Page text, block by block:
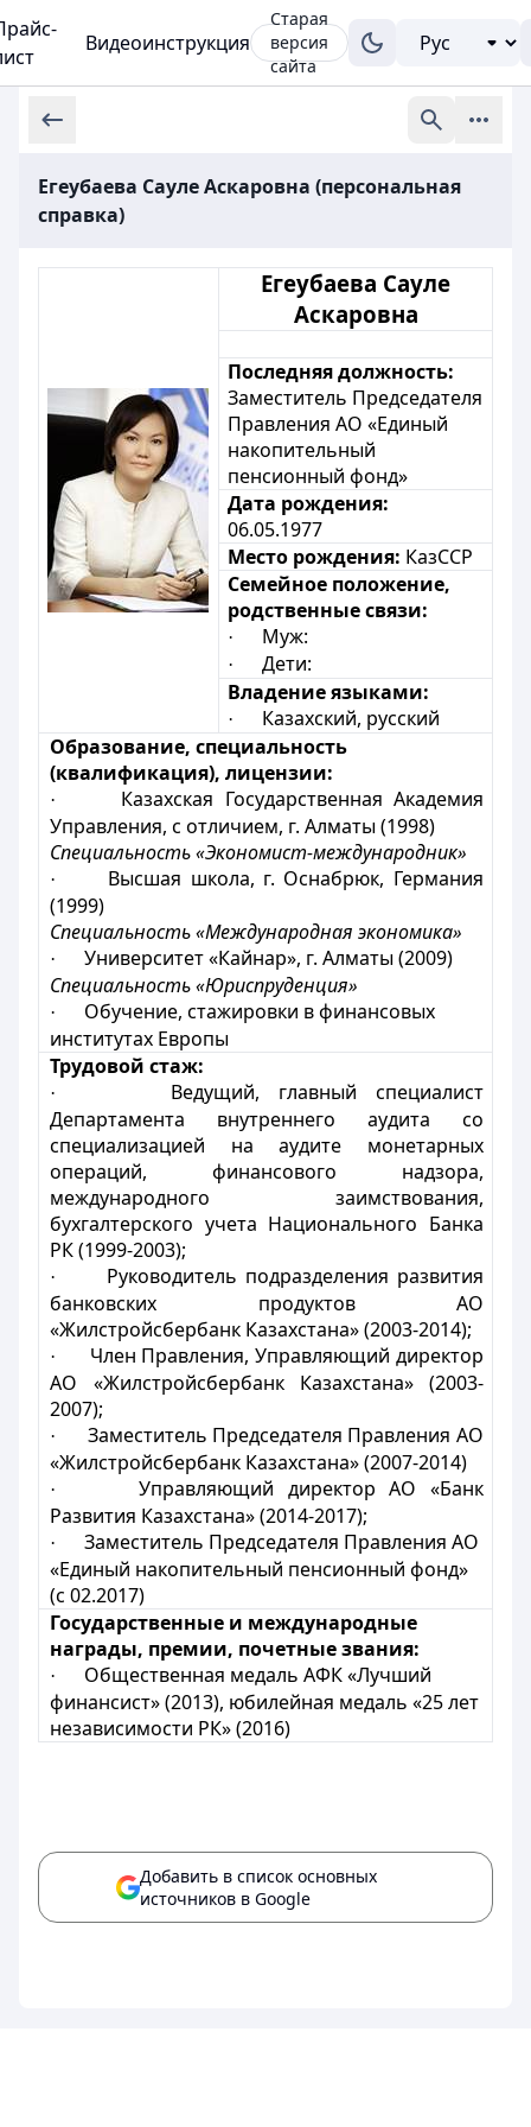
Видеоинструкция
Старая
версия
сайта
Егеубаева Сауле Аскаровна (персональная
справка)
Егеубаева Сауле
Аскаровна
Последняя должность:
Заместитель Председателя
Правления АО «Единый
накопительный
пенсионный фонд»
Дата рождения:
06.05.1977
Место рождения: КазССР
Семейное положение,
родственные связи:
· Муж:
·
Дети:
Владение языками:
·
Казахский, русский
Образование, специальность
(квалификация), лицензии:
·
Казахская Государственная Академия
Управления, с отличием, г. Алматы (1998)
Специальность «Экономист-международник»
·
Высшая школа, г. Оснабрюк, Германия
(1999)
Специальность «Международная экономика»
·
Университет «Кайнар», г. Алматы (2009)
Специальность «Юриспруденция»
·
Обучение, стажировки в финансовых
институтах Европы
Трудовой стаж:
·
Ведущий, главный специалист
Департамента внутреннего аудита со
специализацией на аудите монетарных
операций, финансового надзора,
международного заимствования,
бухгалтерского учета Национального Банка
РК (1999-2003);
·
Руководитель подразделения развития
банковских продуктов АО
«Жилстройсбербанк Казахстана» (2003-2014);
·
Член Правления, Управляющий директор
АО «Жилстройсбербанк Казахстана» (2003-
2007);
·
Заместитель Председателя Правления АО
«Жилстройсбербанк Казахстана» (2007-2014)
·
Управляющий директор АО «Банк
Развития Казахстана» (2014-2017);
·
Заместитель Председателя Правления АО
«Единый накопительный пенсионный фонд»
(с 02.2017)
Государственные и международные
награды, премии, почетные звания:
·
Общественная медаль АФК «Лучший
финансист» (2013), юбилейная медаль «25 лет
независимости РК» (2016)
Добавить в список основных
источников в Google